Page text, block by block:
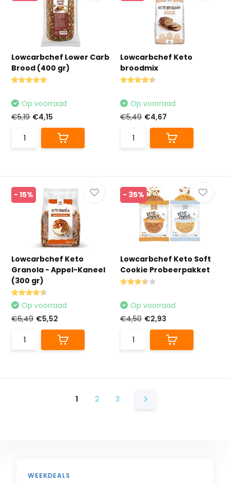
Lowcarbchef Lower Carb
Brood (400 gr)
Op voorraad
€5,19 €4,15
Lowcarbchef Keto
broodmix
Op voorraad
€5,49 €4,67
- 15%
Lowcarbchef Keto
Granola - Appel-Kaneel
(300 gr)
Op voorraad
€6,49 €5,52
- 35%
Lowcarbchef Keto Soft
Cookie Probeerpakket
Op voorraad
€4,50 €2,93
1 2 3
WEEKDEALS